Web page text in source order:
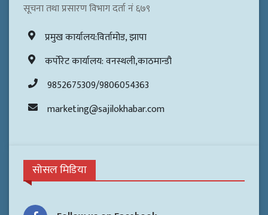
सूचना तथा प्रसारण विभाग दर्ता नं ६७९
प्रमुख कार्यालय:विर्तामोड, झापा
कर्पोरेट कार्यालय: वनस्थली,काठमान्डौ
9852675309/9806054363
marketing@sajilokhabar.com
सोसल मिडिया